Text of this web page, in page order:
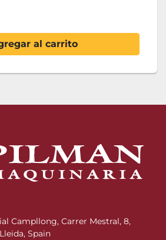
al carrito
Campllong, Carrer Mestral, 8,
Spain